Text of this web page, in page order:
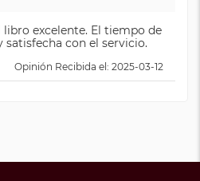
libro excelente. El tiempo de
con el servicio.
Opinión Recibida el: 2025-03-12